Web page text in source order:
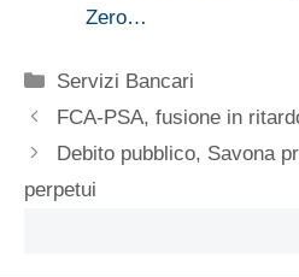
Zero…
Categorie
Servizi Bancari
FCA-PSA, fusione in
Debito pubblico, Savona
perpetui